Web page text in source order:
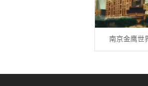
南京金鹰世